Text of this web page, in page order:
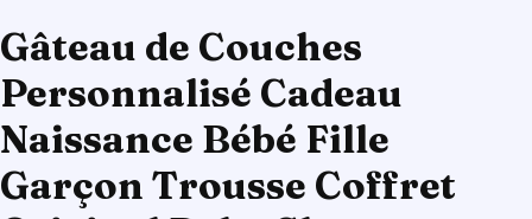
Gâteau de Couches
Personnalisé Cadeau
Naissance Bébé Fille
Garçon Trousse Coffret